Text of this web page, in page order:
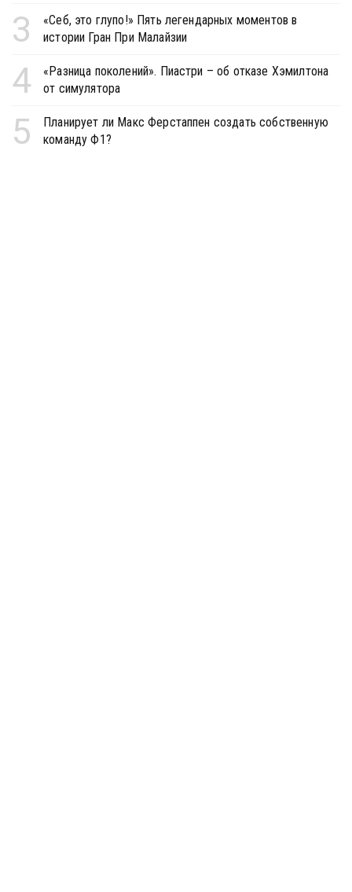
3
«Себ, это глупо!» Пять легендарных моментов в
истории Гран При Малайзии
4
«Разница поколений». Пиастри – об отказе Хэмилтона
от симулятора
5
Планирует ли Макс Ферстаппен создать собственную
команду Ф1?